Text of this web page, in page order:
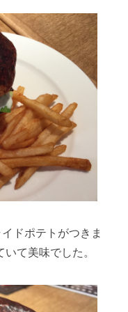
ドポテトがつきま
て美味でした。